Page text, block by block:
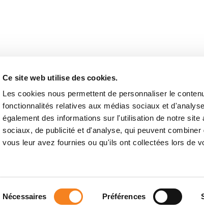
Ce site web utilise des cookies.
Les cookies nous permettent de personnaliser le
fonctionnalités relatives aux médias sociaux et
également des informations sur l'utilisation de notre site
sociaux, de publicité et d'analyse, qui peuvent
vous leur avez fournies ou qu'ils ont collectées lors de
Nécessaires Préférences